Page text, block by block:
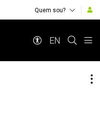
Quem sou?
EN